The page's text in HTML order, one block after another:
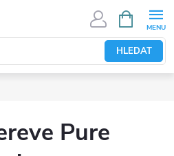
HLEDAT
NÁKUPNÍ
KOŠÍK
Pure